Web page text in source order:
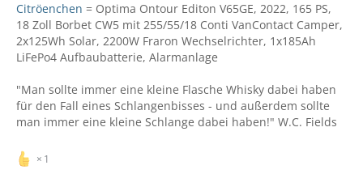
Citröenchen = Optima Ontour Editon V65GE, 2022, 165 PS,
18 Zoll Borbet CW5 mit 255/55/18 Conti VanContact Camper,
2x125Wh Solar, 2200W Fraron Wechselrichter, 1x185Ah
LiFePo4 Aufbaubatterie, Alarmanlage
"Man sollte immer eine kleine Flasche Whisky dabei haben
für den Fall eines Schlangenbisses - und außerdem sollte
man immer eine kleine Schlange dabei haben!" W.C. Fields
1